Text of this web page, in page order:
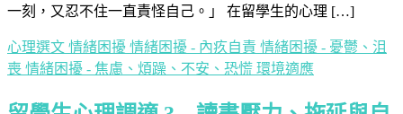
一刻，又忍不住一直責怪自己。」 在留學生的心理 […]
心理選文 情緒困擾 情緒困擾 - 內疚自責 情緒困擾 - 憂鬱、沮
喪 情緒困擾 - 焦慮、煩躁、不安、恐慌 環境適應